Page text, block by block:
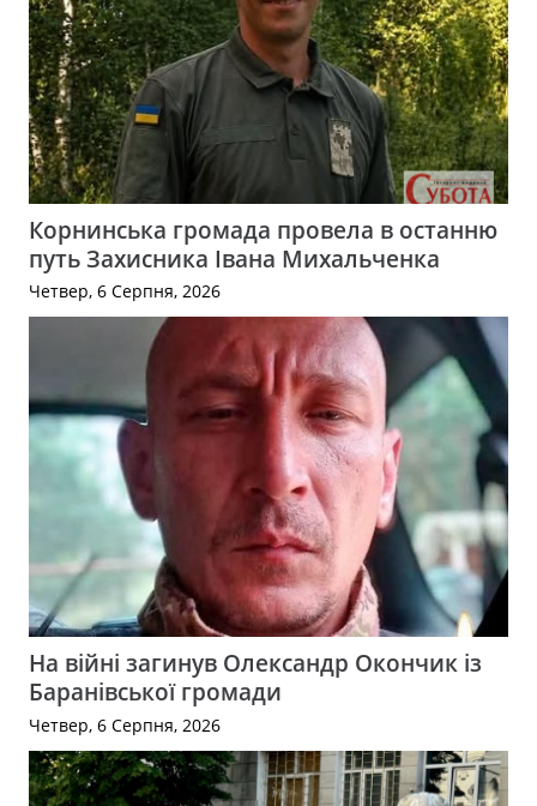
Корнинська громада провела в останню
путь Захисника Івана Михальченка
Четвер, 6 Серпня, 2026
На війні загинув Олександр Окончик із
Баранівської громади
Четвер, 6 Серпня, 2026